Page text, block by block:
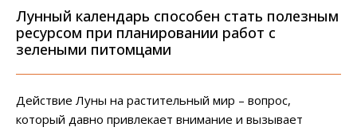
Лунный календарь способен стать полезным
ресурсом при планировании работ с
зелеными питомцами
Действие Луны на растительный мир – вопрос,
который давно привлекает внимание и вызывает